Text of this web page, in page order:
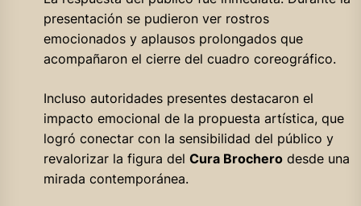
presentación se pudieron ver rostros
emocionados y aplausos prolongados que
acompañaron el cierre del cuadro coreográfico.
Incluso autoridades presentes destacaron el
impacto emocional de la propuesta artística, que
logró conectar con la sensibilidad del público y
revalorizar la figura del Cura Brocherodesde una
mirada contemporánea.